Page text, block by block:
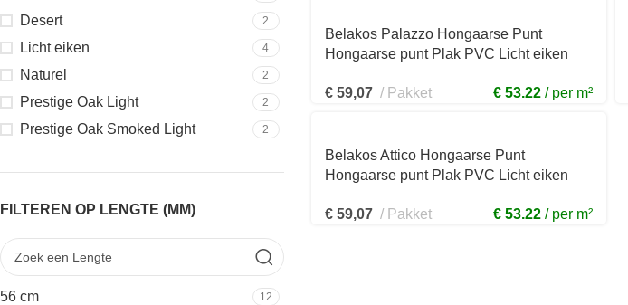
Desert 2
Licht eiken 4
Naturel 2
Prestige Oak Light 2
Prestige Oak Smoked Light 2
FILTEREN OP LENGTE (MM)
56 cm 12
Belakos Palazzo Hongaarse Punt
Hongaarse punt Plak PVC Licht eiken
€59,07 Pakket € 53.22 per m²
Belakos Attico Hongaarse Punt
Hongaarse punt Plak PVC Licht eiken
€59,07 Pakket € 53.22 per m²